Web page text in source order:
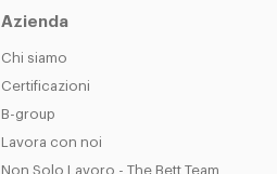
Azienda
Chi siamo
Certificazioni
B-group
Lavora con noi
Non Solo Lavoro - The Bett Team